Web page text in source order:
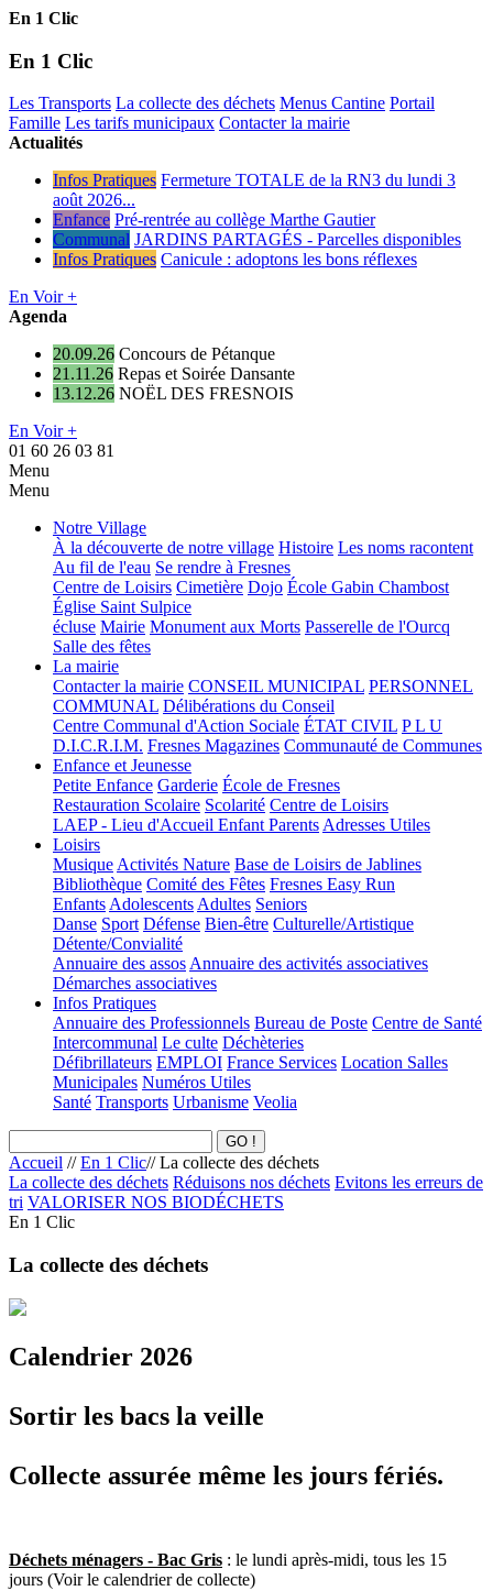
En 1 Clic
En 1 Clic
Les Transports La collecte des déchets Menus Cantine Portail
Famille Les tarifs municipaux Contacter la mairie
Actualités
Infos Pratiques Fermeture TOTALE de la RN3 du lundi 3
août 2026...
Enfance Pré-rentrée au collège Marthe Gautier
Communal JARDINS PARTAGÉS - Parcelles disponibles
Infos Pratiques Canicule : adoptons les bons réflexes
En Voir +
Agenda
20.09.26 Concours de Pétanque
21.11.26 Repas et Soirée Dansante
13.12.26 NOËL DES FRESNOIS
En Voir +
01 60 26 03 81
Menu
Menu
Notre Village
À la découverte de notre village Histoire Les noms racontent
Au fil de l'eau Se rendre à Fresnes
Centre de Loisirs Cimetière Dojo École Gabin Chambost
Église Saint Sulpice
écluse Mairie Monument aux Morts Passerelle de l'Ourcq
Salle des fêtes
La mairie
Contacter la mairie CONSEIL MUNICIPAL PERSONNEL
COMMUNAL Délibérations du Conseil
Centre Communal d'Action Sociale ÉTAT CIVIL P L U
D.I.C.R.I.M. Fresnes Magazines Communauté de Communes
Enfance et Jeunesse
Petite Enfance Garderie École de Fresnes
Restauration Scolaire Scolarité Centre de Loisirs
LAEP - Lieu d'Accueil Enfant ParentsAdresses Utiles
Loisirs
MusiqueActivités Nature Base de Loisirs de Jablines
Bibliothèque Comité des Fêtes Fresnes Easy Run
EnfantsAdolescentsAdultes Seniors
Danse Sport Défense Bien-être Culturelle/Artistique
Détente/Convialité
Annuaire des assosAnnuaire des activités associatives
Démarches associatives
Infos Pratiques
Annuaire des Professionnels Bureau de Poste Centre de Santé
Intercommunal Le culte Déchèteries
Défibrillateurs EMPLOI France Services Location Salles
Municipales Numéros Utiles
Santé Transports Urbanisme Veolia
Accueil // En 1 Clic// La collecte des déchets
La collecte des déchets Réduisons nos déchets Evitons les erreurs de
tri VALORISER NOS BIODÉCHETS
En 1 Clic
La collecte des déchets
Calendrier 2026
Sortir les bacs la veille
Collecte assurée même les jours fériés.
Déchets ménagers - Bac Gris : le lundi après-midi, tous les 15
jours (Voir le calendrier de collecte)